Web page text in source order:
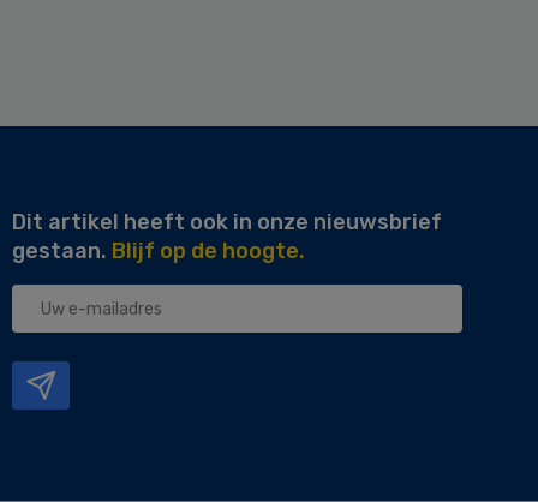
Dit artikel heeft ook in onze nieuwsbrief
gestaan. Blijf op de hoogte.
Uw